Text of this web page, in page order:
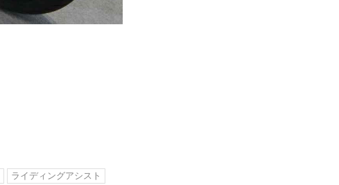
ライディングアシスト